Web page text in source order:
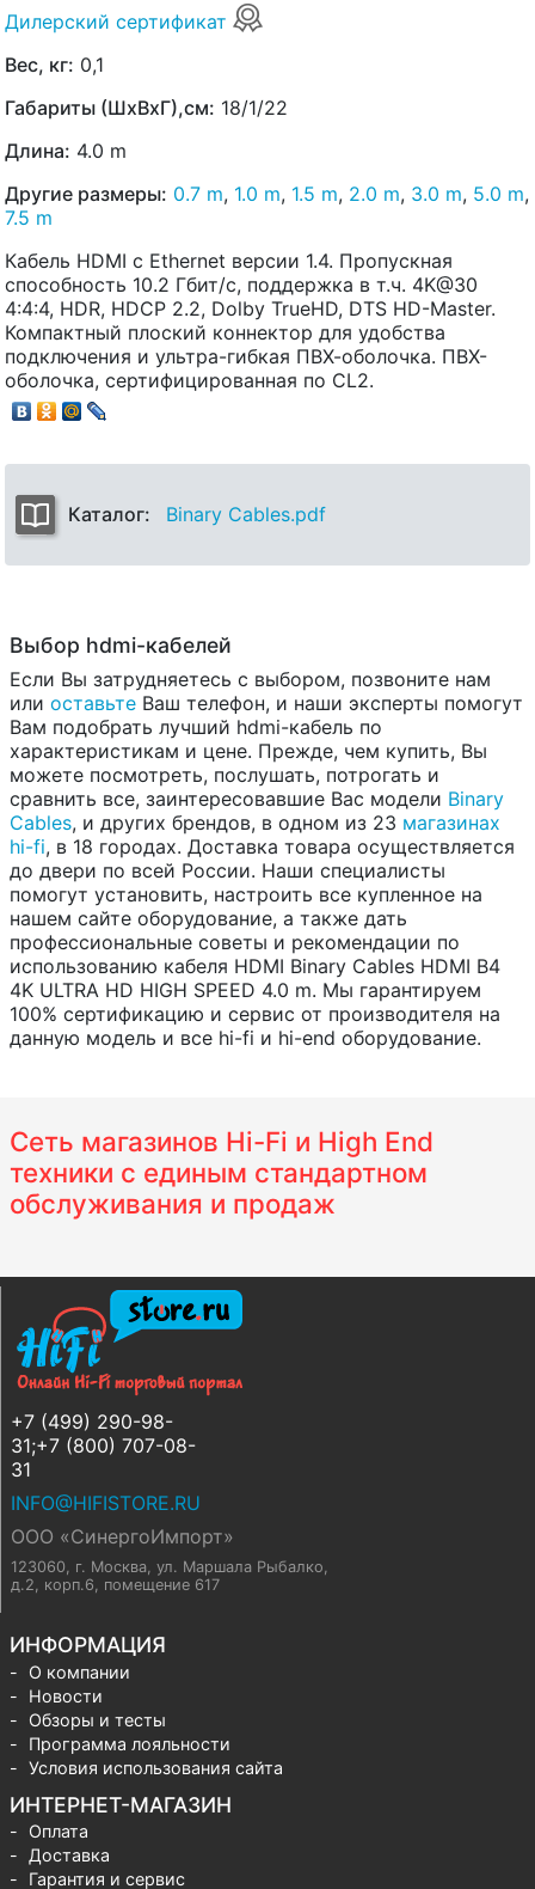
Дилерский сертификат
Вес, кг: 0,1
Габариты (ШхВхГ),см: 18/1/22
Длина: 4.0 m
Другие размеры: 0.7 m, 1.0 m, 1.5 m, 2.0 m, 3.0 m, 5.0 m,
7.5 m
Кабель HDMI с Ethernet версии 1.4. Пропускная
способность 10.2 Гбит/с, поддержка в т.ч. 4K@30
4:4:4, HDR, HDCP 2.2, Dolby TrueHD, DTS HD-Master.
Компактный плоский коннектор для удобства
подключения и ультра-гибкая ПВХ-оболочка. ПВХ-
оболочка, сертифицированная по CL2.
Каталог: Binary Cables.pdf
Выбор hdmi-кабелей
Если Вы затрудняетесь с выбором, позвоните нам
или оставьте Ваш телефон, и наши эксперты помогут
Вам подобрать лучший hdmi-кабель по
характеристикам и цене. Прежде, чем купить, Вы
можете посмотреть, послушать, потрогать и
сравнить все, заинтересовавшие Вас модели Binary
Cables, и других брендов, в одном из 23 магазинах
hi-fi, в 18 городах. Доставка товара осуществляется
до двери по всей России. Наши специалисты
помогут установить, настроить все купленное на
нашем сайте оборудование, а также дать
профессиональные советы и рекомендации по
использованию кабеля HDMI Binary Cables HDMI B4
4K ULTRA HD HIGH SPEED 4.0 m. Мы гарантируем
100% сертификацию и сервис от производителя на
данную модель и все hi-fi и hi-end оборудование.
Сеть магазинов Hi-Fi и High End
техники с единым стандартном
обслуживания и продаж
+7 (499) 290-98-
31;+7 (800) 707-08-
31
INFO@HIFISTORE.RU
ООО «СинергоИмпорт»
123060, г. Москва, ул. Маршала Рыбалко,
д.2, корп.6, помещение 617
ИНФОРМАЦИЯ
О компании
Новости
Обзоры и тесты
Программа лояльности
Условия использования сайта
ИНТЕРНЕТ-МАГАЗИН
Оплата
Доставка
Гарантия и сервис